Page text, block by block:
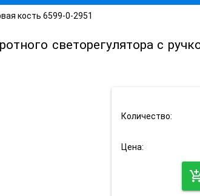
кость 6599-0-2951
светорегулятора с
Количество:
Цена: